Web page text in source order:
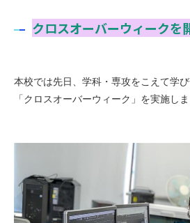
クロスオーバーウィークを
本校では先日、学科・専攻をこえて学
「クロスオーバーウィーク」を実施しま